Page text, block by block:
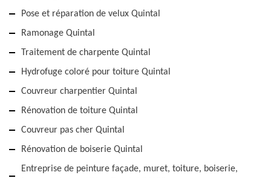
Pose et réparation de velux Quintal
Ramonage Quintal
Traitement de charpente Quintal
Hydrofuge coloré pour toiture Quintal
Couvreur charpentier Quintal
Rénovation de toiture Quintal
Couvreur pas cher Quintal
Rénovation de boiserie Quintal
Entreprise de peinture façade, muret, toiture, boiserie,